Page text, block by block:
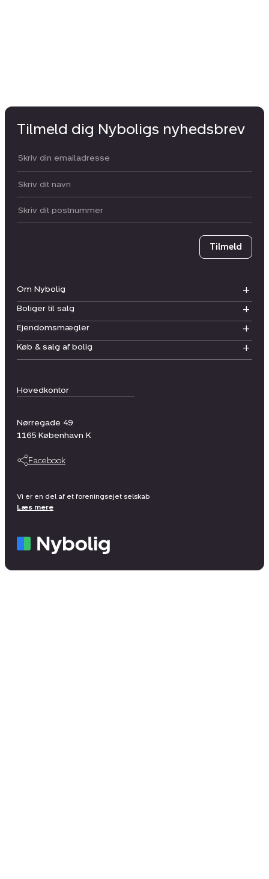
Hovedkontor
Nørregade 49
1165 København K
Facebook
Om Nybolig
Boliger til salg
Ejendomsmægler
Køb & salg af bolig
Tilmeld dig Nyboligs nyhedsbrev
Din email:
Dit navn:
Postnummer
Tilmeld
Vi er en del af et foreningsejet selskab
Læs mere